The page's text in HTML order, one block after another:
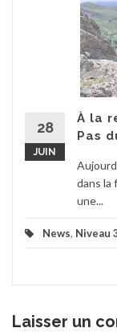
28
JUIN
À la
Pas
dans la
une...
News, Niveau
Laisser un